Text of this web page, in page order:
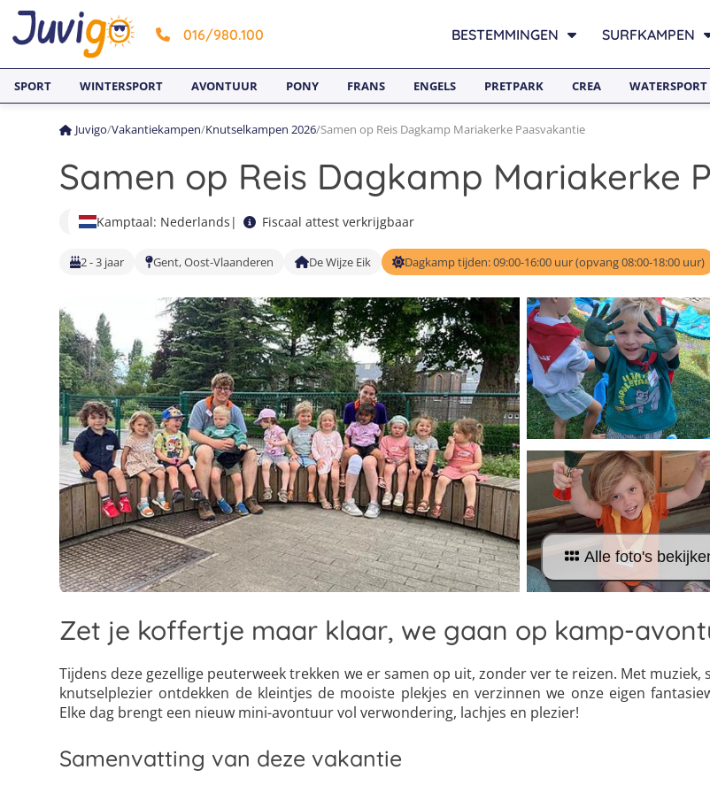
016/980.100 BESTEMMINGEN SURFKAMPEN
SPORT WINTERSPORT AVONTUUR PONY FRANS ENGELS PRETPARK CREA WATERSPORT
Juvigo/Vakantiekampen/Knutselkampen 2026/Samen op Reis Dagkamp Mariakerke Paasvakantie
Samen op Reis Dagkamp Mariakerke
Kamptaal: Nederlands | Fiscaal attest verkrijgbaar
2 - 3 jaar Gent, Oost-Vlaanderen De Wijze Eik Dagkamp tijden: 09:00-16:00 uur (opvang 08:00-18:00 uur)
Alle foto's
Zet je koffertje maar klaar, we gaan op kamp-
Tijdens deze gezellige peuterweek trekken we er samen op uit, zonder ver te reizen. Met muziek,
knutselplezier ontdekken de kleintjes de mooiste plekjes en verzinnen we onze eigen
Elke dag brengt een nieuw mini-avontuur vol verwondering, lachjes en plezier!
Samenvatting van deze vakantie